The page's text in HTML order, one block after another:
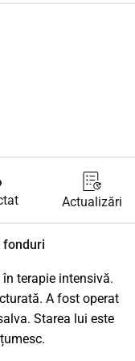
Actualizări
fonduri
terapie intensivă.
A fost operat
Starea lui este